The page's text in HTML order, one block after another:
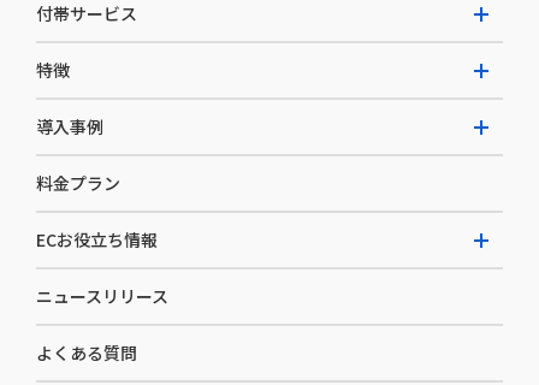
W2 Commerce Repeat
W2 Commerce BtoB
W2 Commerce Asia
AI buddy
付帯サービス
EC運用構築支援・運用支援
カスタマーサクセス
セキュリティ
デザイン制作
コンサルティング
特徴
選ばれる理由
開発体制
導入事例
導入企業一覧
料金プラン
ECお役立ち情報
お役立ち資料
ニュースリリース
よくある質問